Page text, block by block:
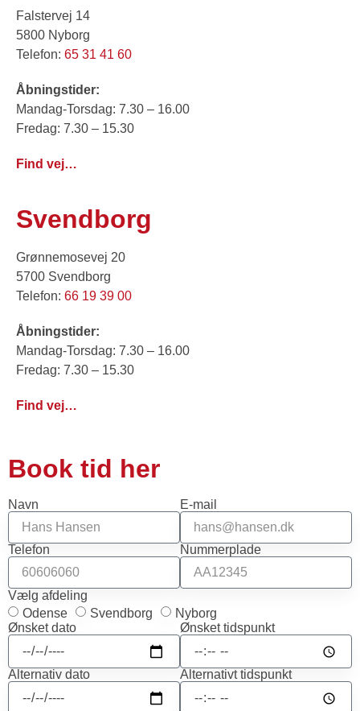
Falstervej 14
5800 Nyborg
Telefon: 65 31 41 60
Åbningstider:
Mandag-Torsdag: 7.30 – 16.00
Fredag: 7.30 – 15.30
Find vej…
Svendborg
Grønnemosevej 20
5700 Svendborg
Telefon: 66 19 39 00
Åbningstider:
Mandag-Torsdag: 7.30 – 16.00
Fredag: 7.30 – 15.30
Find vej…
Book tid her
Navn E-mail
Telefon Nummerplade
Vælg afdeling
Odense
Svendborg
Nyborg
Ønsket dato
Ønsket tidspunkt
Alternativ dato Alternativt tidspunkt